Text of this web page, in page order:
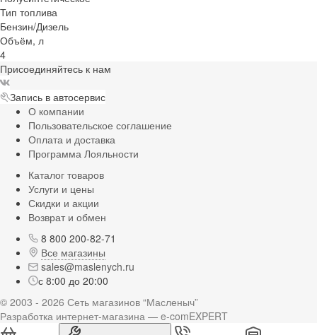
Тип топлива
Бензин/Дизель
Объём, л
4
Присоединяйтесь к нам
Запись в автосервис
О компании
Пользовательское соглашение
Оплата и доставка
Программа Лояльности
Каталог товаров
Услуги и цены
Скидки и акции
Возврат и обмен
8 800 200-82-71
Все магазины
sales@maslenych.ru
с 8:00 до 20:00
© 2003 - 2026 Сеть магазинов “Масленыч”
Разработка интернет-магазина — e-comEXPERT